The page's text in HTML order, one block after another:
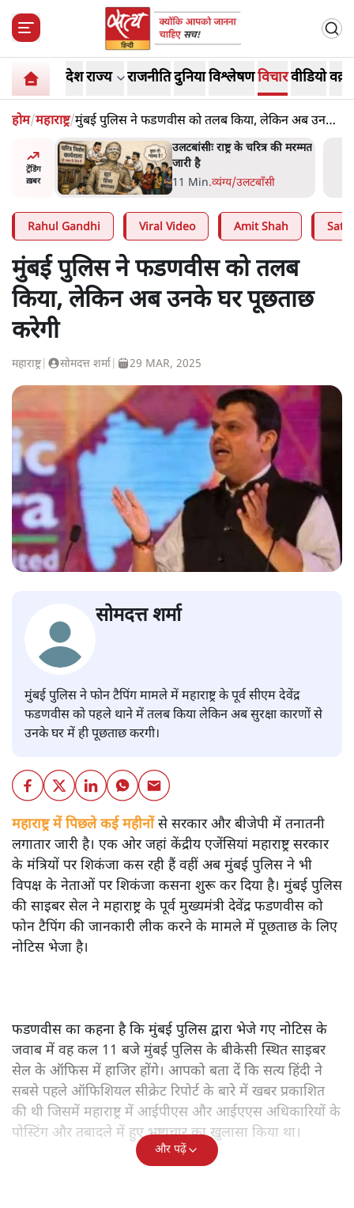
देशराज्य राजनीतिदुनियाविश्लेषणविचारवीडियो
होम/महाराष्ट्र/मुंबई पुलिस ने फडणवीस को तलब किया, लेकिन अब उनके
घर पूछताछ करेगी
ट्रेंडिंग
ख़बर
की मरम्मत
भागवत बोले- 'जेन ज़ी पर आँख
मूंदकर भरोसा, आंदोलन देश-
विरोधी नहीं'; अतुल लिमये बोले थे-
6 Min.देश
Rahul Gandhi Viral Video Amit Shah
मुंबई पुलिस ने फडणवीस को तलब
किया, लेकिन अब उनके घर पूछताछ
करेगी
महाराष्ट्र| सोमदत्त शर्मा 29 MAR, 2025
सोमदत्त शर्मा
मुंबई पुलिस ने फोन टैपिंग मामले में महाराष्ट्र के पूर्व सीएम देवेंद्र
फडणवीस को पहले थाने में तलब किया लेकिन अब सुरक्षा कारणों से
उनके घर में ही पूछताछ करगी।
महाराष्ट्र में पिछले कई महीनों से सरकार और बीजेपी में तनातनी
लगातार जारी है। एक ओर जहां केंद्रीय एजेंसियां महाराष्ट्र सरकार
के मंत्रियों पर शिकंजा कस रही हैं वहीं अब मुंबई पुलिस ने भी
विपक्ष के नेताओं पर शिकंजा कसना शुरू कर दिया है। मुंबई पुलिस
की साइबर सेल ने महाराष्ट्र के पूर्व मुख्यमंत्री देवेंद्र फडणवीस को
फोन टैपिंग की जानकारी लीक करने के मामले में पूछताछ के लिए
नोटिस भेजा है।
फडणवीस का कहना है कि मुंबई पुलिस द्वारा भेजे गए नोटिस के
जवाब में वह कल 11 बजे मुंबई पुलिस के बीकेसी स्थित साइबर
सेल के ऑफिस में हाजिर होंगे। आपको बता दें कि सत्य हिंदी ने
सबसे पहले ऑफिशियल सीक्रेट रिपोर्ट के बारे में खबर प्रकाशित
की थी जिसमें महाराष्ट्र में आईपीएस और आईएएस अधिकारियों के
पोस्टिंग और तबादले में हुए भ्रष्टाचार का खुलासा किया था।
और पढ़ें